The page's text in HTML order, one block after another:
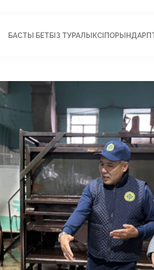
БАСТЫ БЕТБІЗ ТУРАЛЫ КӘСІПОРЫНДАР